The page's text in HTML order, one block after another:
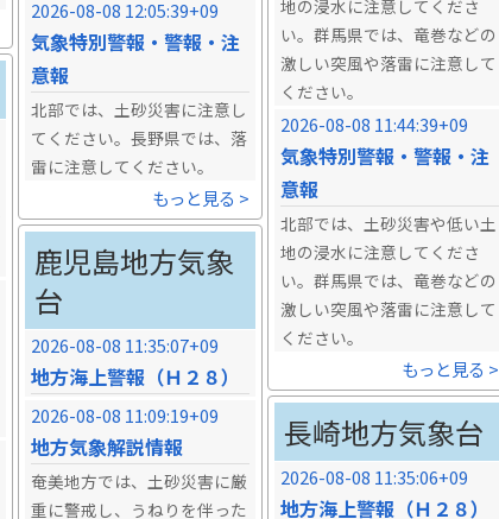
2026-08-08 12:05:39+09
気象特別警報・警報・注
意報
北部では、土砂災害に注意し
てください。長野県では、落
雷に注意してください。
もっと見る >
地の浸水に注意してくださ
い。群馬県では、竜巻などの
激しい突風や落雷に注意して
ください。
2026-08-08 11:44:39+09
気象特別警報・警報・注
意報
北部では、土砂災害や低い土
地の浸水に注意してくださ
い。群馬県では、竜巻などの
激しい突風や落雷に注意して
ください。
もっと見る >
鹿児島地方気象
台
2026-08-08 11:35:07+09
地方海上警報（Ｈ２８）
2026-08-08 11:09:19+09
地方気象解説情報
奄美地方では、土砂災害に厳
重に警戒し、うねりを伴った
長崎地方気象台
2026-08-08 11:35:06+09
地方海上警報（Ｈ２８）